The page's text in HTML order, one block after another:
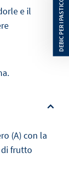
e il
(A) con la
di frutto